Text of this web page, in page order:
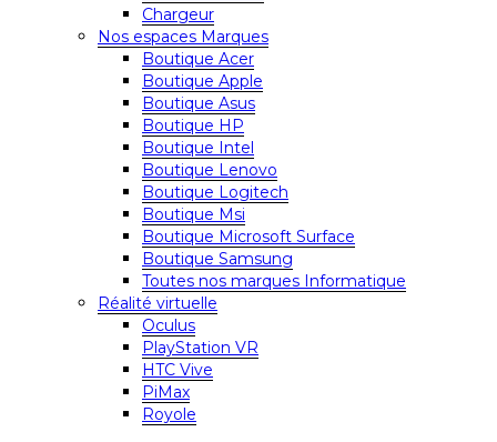
Chargeur
Nos espaces Marques
Boutique Acer
Boutique Apple
Boutique Asus
Boutique HP
Boutique Intel
Boutique Lenovo
Boutique Logitech
Boutique Msi
Boutique Microsoft Surface
Boutique Samsung
Toutes nos marques Informatique
Réalité virtuelle
Oculus
PlayStation VR
HTC Vive
PiMax
Royole